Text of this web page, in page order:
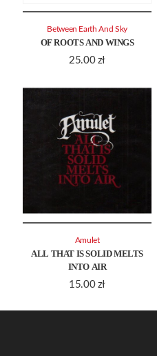
OF ROOTS AND WINGS
25.00 zł
Between Earth And Sky
ALL THAT IS SOLID MELTS
INTO AIR
15.00 zł
Amulet